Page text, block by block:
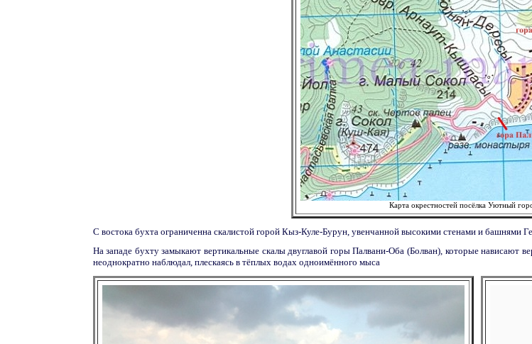
Карта окрестностей посёлка Уютный
С востока бухта ограниченна скалистой горой Кыз-Куле-Бурун, увенчанной высокими стенами и башнями
На западе бухту замыкают вертикальные скалы двуглавой горы Палвани-Оба (Болван), которые нависают
неоднократно наблюдал, плескаясь в тёплых водах одноимённого мыса